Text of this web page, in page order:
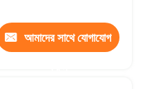
আমাদের সাথে যোগাযোগ